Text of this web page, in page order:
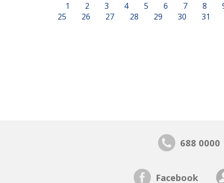
1 2 3 4 5 6 7 8
25
26 27 28 29 30 31
688 0000
Facebook